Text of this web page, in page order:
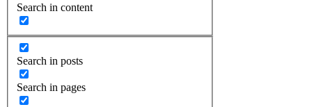
Search in content
Search in posts
Search in pages